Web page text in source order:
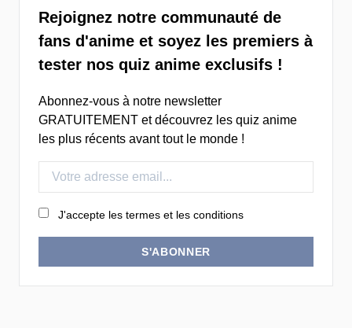
Rejoignez notre communauté de
fans d'anime et soyez les premiers à
tester nos quiz anime exclusifs !
Abonnez-vous à notre newsletter
GRATUITEMENT et découvrez les quiz anime
les plus récents avant tout le monde !
J'accepte les termes et les conditions
S'ABONNER